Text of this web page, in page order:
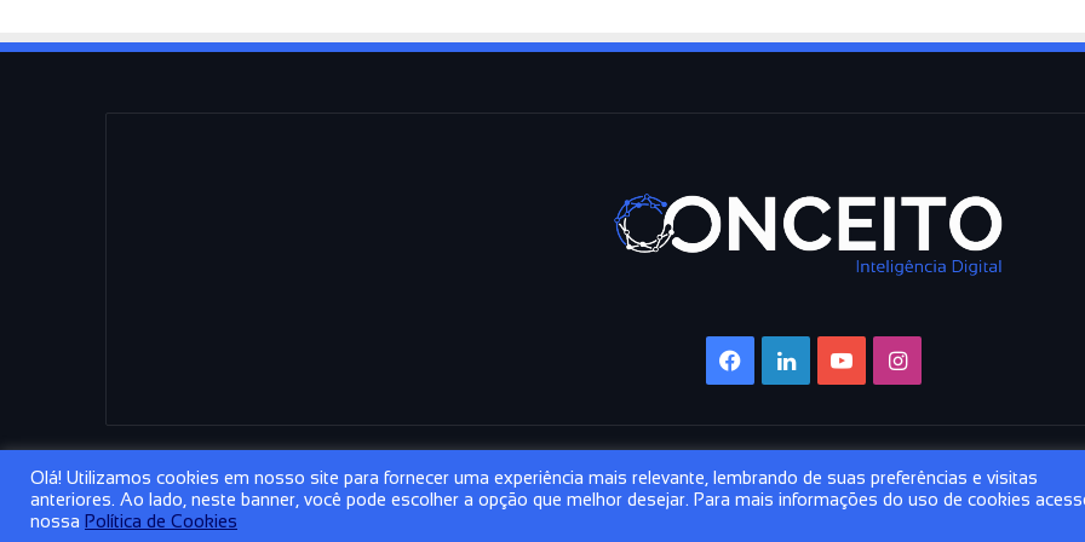
Facebook
LinkedinYouTubeInstagram
© Copyright 2026, Todos os direitos reservados | Conceito Digital Consultoria e Treinamentos. Facebook
Olá! Utilizamos cookies em nosso site para fornecer uma experiência mais relevante, lembrando de suas preferências e visitas
anteriores. Ao lado, neste banner, você pode escolher a opção que melhor desejar. Para mais informações do uso de cookies
nossa Política de Cookies